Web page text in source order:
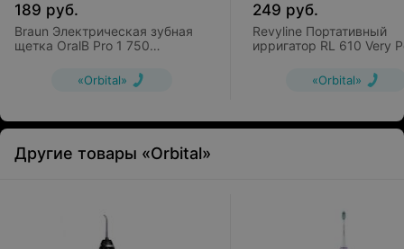
189 руб.
Braun Электрическая зубная
щетка OralB Pro 1 750
«Orbital»
249 руб.
Revyline Портативный
ирригатор RL 610 Very
«Orbital»
Другие товары «Orbital»